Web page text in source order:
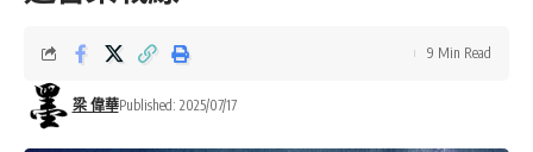
梁 偉華Published: 2025/07/17
9 Min Read